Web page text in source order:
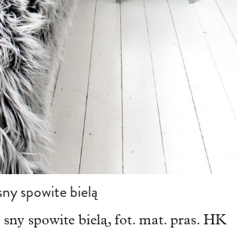
spowite bielą
sny spowite bielą, fot. mat. pras. HK